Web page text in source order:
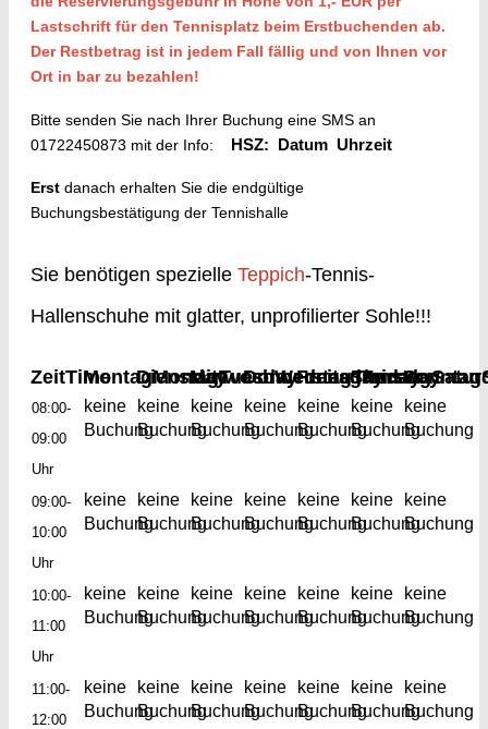
Lastschrift für den Tennisplatz beim Erstbuchenden ab.
Der Restbetrag ist in jedem Fall fällig und von Ihnen vor
Ort in bar zu bezahlen!
Bitte senden Sie nach Ihrer Buchung eine SMS an
01722450873 mit der Info:
HSZ: Datum Uhrzeit
Erst danach erhalten Sie die endgültige
Buchungsbestätigung der Tennishalle
Sie benötigen spezielle Teppich-Tennis-
Hallenschuhe mit glatter, unprofilierter Sohle!!!
ZeitTime
MontagMonday
DienstagTuesday
MittwochWednesday
DonnerstagThursday
FreitagFriday
SamstagSonntag
08:00-
09:00
Uhr
keine
Buchung
keine
Buchung
keine
Buchung
keine
Buchung
keine
Buchung
keine
Buchung
keine
Buchung
09:00-
10:00
Uhr
keine
Buchung
keine
Buchung
keine
Buchung
keine
Buchung
keine
Buchung
keine
Buchung
keine
Buchung
10:00-
11:00
Uhr
keine
Buchung
keine
Buchung
keine
Buchung
keine
Buchung
keine
Buchung
keine
Buchung
keine
Buchung
11:00-
12:00
keine
Buchung
keine
Buchung
keine
Buchung
keine
Buchung
keine
Buchung
keine
Buchung
keine
Buchung